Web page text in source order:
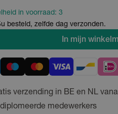
in voorraad: 3
besteld, zelfde dag verzonden.
In mijn
verzending in BE en NL
medewerkers